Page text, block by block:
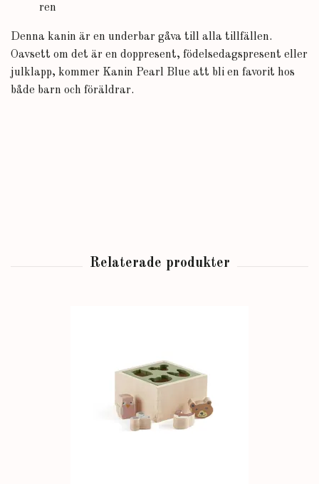
ren
Denna kanin är en underbar gåva till alla tillfällen.
Oavsett om det är en doppresent, födelsedagspresent eller
julklapp, kommer Kanin Pearl Blue att bli en favorit hos
både barn och föräldrar.